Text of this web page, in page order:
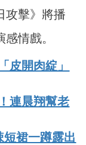
攻擊》將播
感情戲。
皮開肉綻」
連晨翔幫老
短裙一蹲露出